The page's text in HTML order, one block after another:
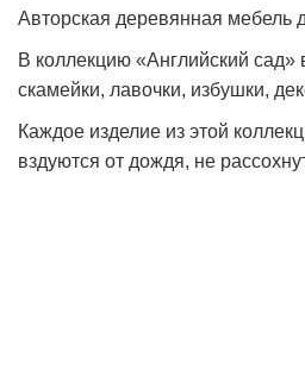
Авторская деревянная мебель
В коллекцию «Английский
скамейки, лавочки, избушки,
Каждое изделие из этой
вздуются от дождя, не